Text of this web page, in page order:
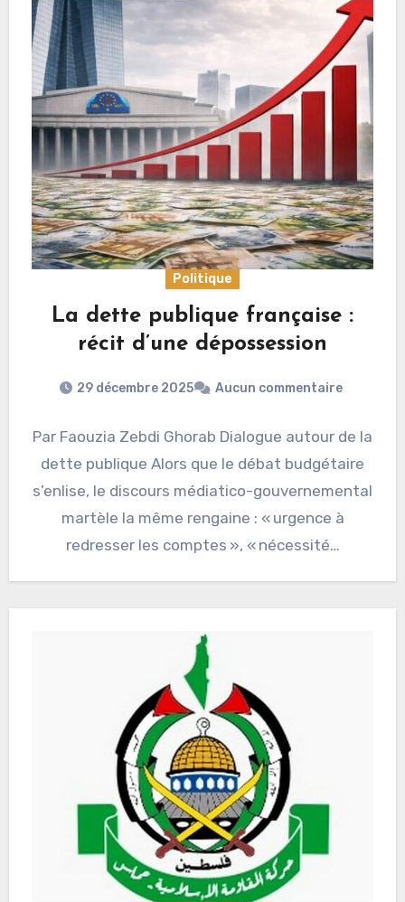
Politique
La dette publique française :
récit d’une dépossession
29 décembre 2025 Aucun commentaire
Par Faouzia Zebdi Ghorab Dialogue autour de la
dette publique Alors que le débat budgétaire
s’enlise, le discours médiatico-gouvernemental
martèle la même rengaine : « urgence à
redresser les comptes », « nécessité…